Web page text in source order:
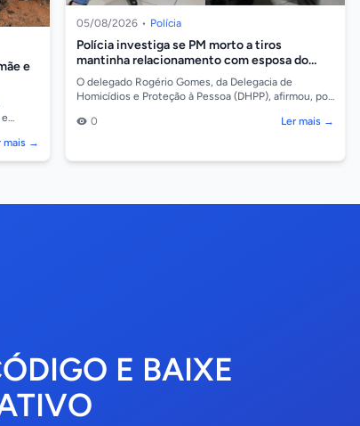
e
mais →
05/08/2026 • Polícia
Polícia investiga se PM morto a tiros
mantinha relacionamento com esposa do
atirador
O delegado Rogério Gomes, da Delegacia de
Homicídios e Proteção à Pessoa (DHPP), afirmou, por
Milit...
0 Ler mais →
E BAIXE